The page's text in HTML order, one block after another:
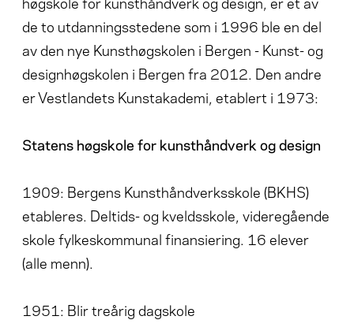
de to utdanningsstedene som i 1996 ble en del
av den nye Kunsthøgskolen i Bergen - Kunst- og
designhøgskolen i Bergen fra 2012. Den andre
er Vestlandets Kunstakademi, etablert i 1973:
Statens høgskole for kunsthåndverk og design
1909: Bergens Kunsthåndverksskole (BKHS)
etableres. Deltids- og kveldsskole, videregående
skole fylkeskommunal finansiering. 16 elever
(alle menn).
1951: Blir treårig dagskole